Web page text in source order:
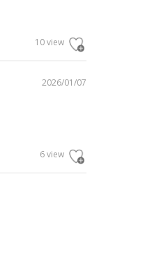
10 view
2026/01/07
6 view